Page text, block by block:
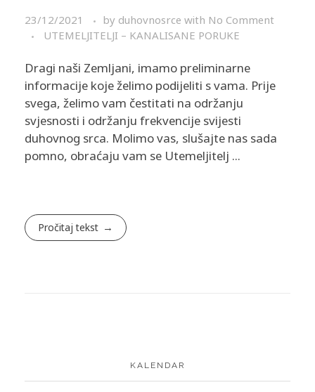
23/12/2021 by duhovnosrce with No Comment
UTEMELJITELJI – KANALISANE PORUKE
Dragi naši Zemljani, imamo preliminarne
informacije koje želimo podijeliti s vama. Prije
svega, želimo vam čestitati na održanju
svjesnosti i održanju frekvencije svijesti
duhovnog srca. Molimo vas, slušajte nas sada
pomno, obraćaju vam se Utemeljitelj ...
Pročitaj tekst
KALENDAR